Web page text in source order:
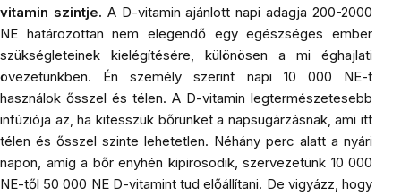
vitamin szintje. A D-vitamin ajánlott napi adagja 200-2000
NE határozottan nem elegendő egy egészséges ember
szükségleteinek kielégítésére, különösen a mi éghajlati
övezetünkben. Én személy szerint napi 10 000 NE-t
használok ősszel és télen. A D-vitamin legtermészetesebb
infúziója az, ha kitesszük bőrünket a napsugárzásnak, ami itt
télen és ősszel szinte lehetetlen. Néhány perc alatt a nyári
napon, amíg a bőr enyhén kipirosodik, szervezetünk 10 000
NE-től 50 000 NE D-vitamint tud előállítani. De vigyázz, hogy